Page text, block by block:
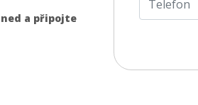
a připojte